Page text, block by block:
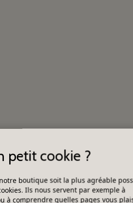
petit cookie ?
boutique soit la plus agréable
Ils nous servent par exemple à
à comprendre quelles pages vous